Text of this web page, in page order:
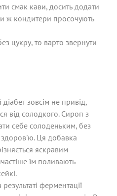
смак кави, досить додати
ж кондитери просочують
цукру, то варто звернути
зовсім не привід,
від солодкого. Сироп з
себе солоденьким, без
Ця добавка
яскравим
їм поливають
ферментації